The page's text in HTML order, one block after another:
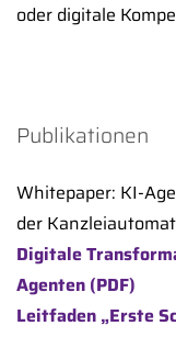
oder digitale
Publikationen
Whitepaper: KI-
der
Digitale
Agenten (PDF)
Leitfaden „Erste